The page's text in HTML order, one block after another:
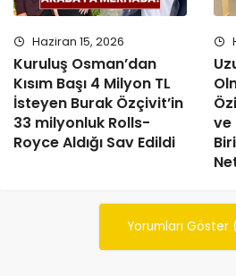
Haziran 15, 2026
Kuruluş Osman’dan
Kısım Başı 4 Milyon TL
İsteyen Burak Özçivit’in
33 milyonluk Rolls-
Royce Aldığı Sav Edildi
ve
Yorumları Göster